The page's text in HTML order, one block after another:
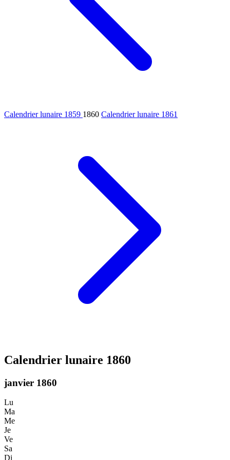
Calendrier lunaire 1859 1860 Calendrier lunaire 1861
Calendrier lunaire 1860
janvier 1860
Lu
Ma
Me
Je
Ve
Sa
Di